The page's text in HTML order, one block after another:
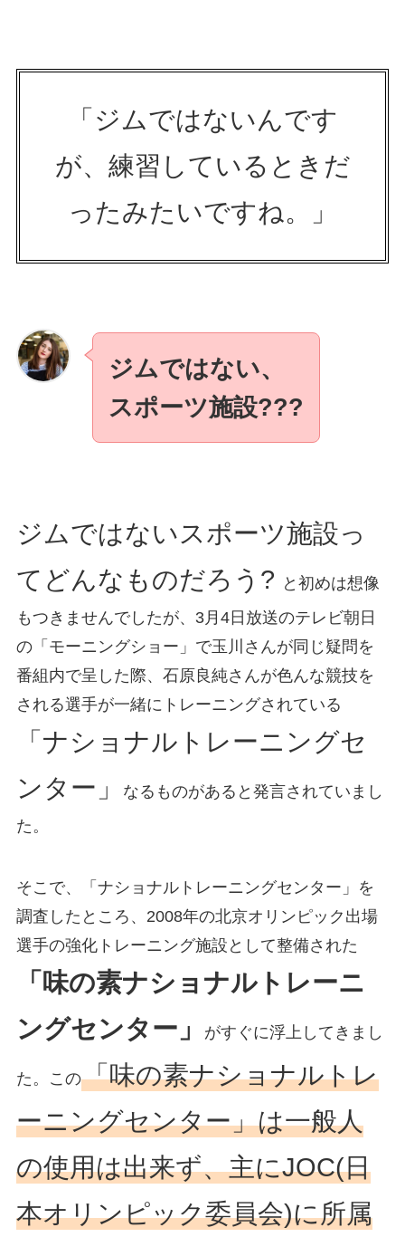
「ジムではないんです
が、練習しているときだ
ったみたいですね。」
ジムではない、
スポーツ施設???
ジムではないスポーツ施設っ
てどんなものだろう? と初めは想像
もつきませんでしたが、3月4日放送のテレビ朝日
の「モーニングショー」で玉川さんが同じ疑問を
番組内で呈した際、石原良純さんが色んな競技を
される選手が一緒にトレーニングされている
「ナショナルトレーニングセ
ンター」
なるものがあると発言されていまし
た。
そこで、「ナショナルトレーニングセンター」を
調査したところ、2008年の北京オリンピック出場
選手の強化トレーニング施設として整備された
「味の素ナショナルトレーニ
ングセンター」
がすぐに浮上してきまし
た。この「味の素ナショナルトレ
ーニングセンター」は一般人
の使用は出来ず、主にJOC(日
本オリンピック委員会)に所属